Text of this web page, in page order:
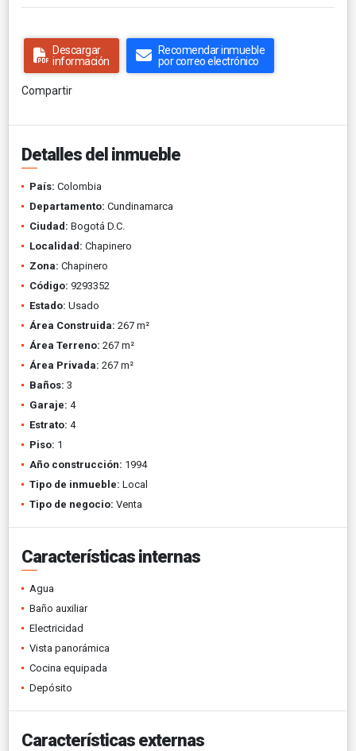
Descargar
información
Recomendar inmueble
por correo electrónico
Compartir
Detalles del inmueble
País: Colombia
Departamento: Cundinamarca
Ciudad: Bogotá D.C.
Localidad: Chapinero
Zona: Chapinero
Código: 9293352
Estado: Usado
Área Construida: 267 m²
Área Terreno: 267 m²
Área Privada: 267 m²
Baños: 3
Garaje: 4
Estrato: 4
Piso: 1
Año construcción: 1994
Tipo de inmueble: Local
Tipo de negocio: Venta
Características internas
Agua
Baño auxiliar
Electricidad
Vista panorámica
Cocina equipada
Depósito
Características externas